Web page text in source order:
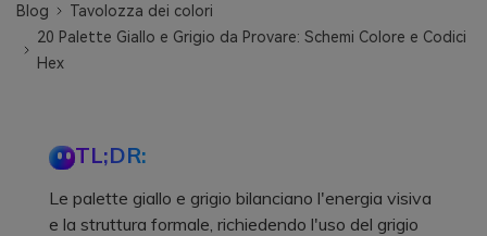
Blog
Tavolozza dei colori
20 Palette Giallo e Grigio da Provare: Schemi Colore e Codici
Hex
TL;DR:
Le palette giallo e grigio bilanciano l'energia visiva
e la struttura formale, richiedendo l'uso del grigio